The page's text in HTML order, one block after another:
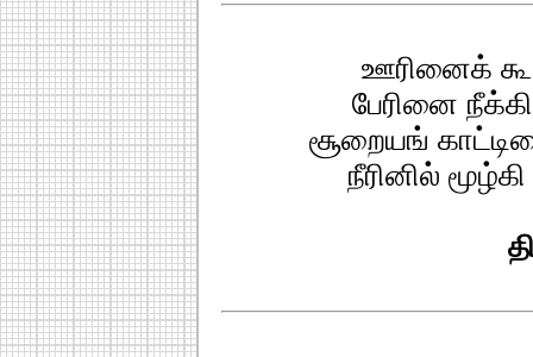
ஊரினைக்
பேரினை
சூறையங்
நீரினில்